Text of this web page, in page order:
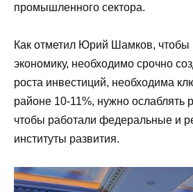
промышленного сектора.
Как отметил Юрий Шамков, чтобы
экономику, необходимо срочно
роста инвестиций, необходима
районе 10-11%, нужно ослаблять
чтобы работали федеральные и
институты развития.